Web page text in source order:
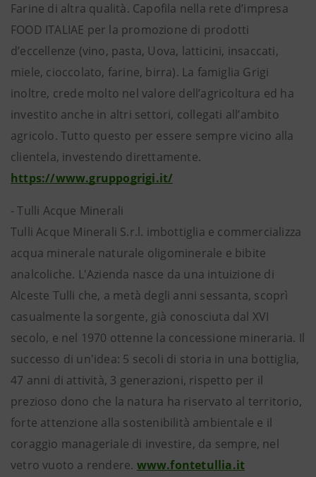
Farine di altra qualità. Capofila nella rete d’impresa
FOOD ITALIAE per la promozione di prodotti
d’eccellenze (vino, pasta, Uova, latticini, insaccati,
miele, cioccolato, farine, birra). La famiglia Grigi
inoltre, crede molto nel valore dell’agricoltura ed ha
investito anche in altri settori, collegati all’ambito
agricolo. Tutto questo per essere sempre vicino alla
clientela, investendo direttamente.
https://www.gruppogrigi.it/
- Tulli Acque Minerali
Tulli Acque Minerali S.r.l. imbottiglia e commercializza
acqua minerale naturale oligominerale e bibite
analcoliche. L'Azienda nasce da una intuizione di
Alceste Tulli che, a metà degli anni sessanta, scoprì
casualmente la sorgente, già conosciuta dal XVI
secolo, e nel 1970 ottenne la concessione mineraria. Il
successo di un'idea: 5 secoli di storia in una bottiglia,
47 anni di attività, 3 generazioni, rispetto per il
prezioso dono che la natura ha riservato al territorio,
forte attenzione alla sostenibilità ambientale e il
coraggio manageriale di investire, da sempre, nel
vetro vuoto a rendere. www.fontetullia.it